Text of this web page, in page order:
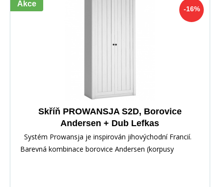
-16%
Akce
Skříň PROWANSJA S2D, Borovice
Andersen + Dub Lefkas
Systém Prowansja je inspirován jihovýchodní Francií.
Barevná kombinace borovice Andersen (korpusy